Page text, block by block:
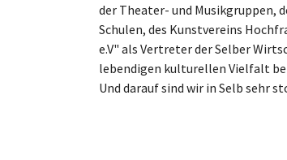
der Theater- und Musikgruppen,
Schulen, des Kunstvereins
e.V" als Vertreter der Selber
lebendigen kulturellen Vielfalt
Und darauf sind wir in Selb sehr